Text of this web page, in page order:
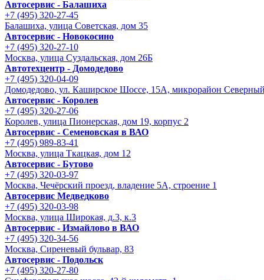
Автосервис - Балашиха
+7 (495) 320-27-45
Балашиха, улица Советская, дом 35
Автосервис - Новокосино
+7 (495) 320-27-10
Москва, улица Суздальская, дом 26Б
Автотехцентр - Домодедово
+7 (495) 320-04-09
Домодедово, ул. Каширское Шоссе, 15А, микрорайон
Автосервис - Королев
+7 (495) 320-27-06
Королев, улица Пионерская, дом 19, корпус 2
Автосервис - Семеновская в ВАО
+7 (495) 989-83-41
Москва, улица Ткацкая, дом 12
Автосервис - Бутово
+7 (495) 320-03-97
Москва, Чечёрский проезд, владение 5А, строение 1
Автосервис Медведково
+7 (495) 320-03-98
Москва, улица Широкая, д.3, к.3
Автосервис - Измайлово в ВАО
+7 (495) 320-34-56
Москва, Сиреневый бульвар, 83
Автосервис - Подольск
+7 (495) 320-27-80